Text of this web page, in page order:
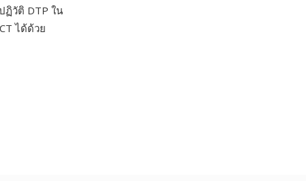
ฏิวัติ DTP ใน
ได้ด้วย